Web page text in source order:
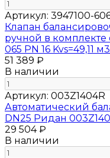
Артикул: 3947100-
Клапан
ручной в
065 PN 16 Kvs=49,11
51 389 ₽
В наличии
Артикул: 003Z1404R
Автоматический
DN25 Ридан
29 504 ₽
В наличии